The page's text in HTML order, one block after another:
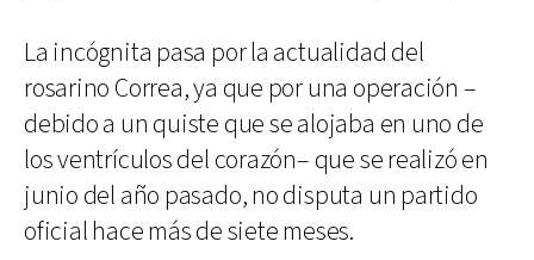
La incógnita pasa por la actualidad del
rosarino Correa, ya que por una operación –
debido a un quiste que se alojaba en uno de
los ventrículos del corazón– que se realizó en
junio del año pasado, no disputa un partido
oficial hace más de siete meses.